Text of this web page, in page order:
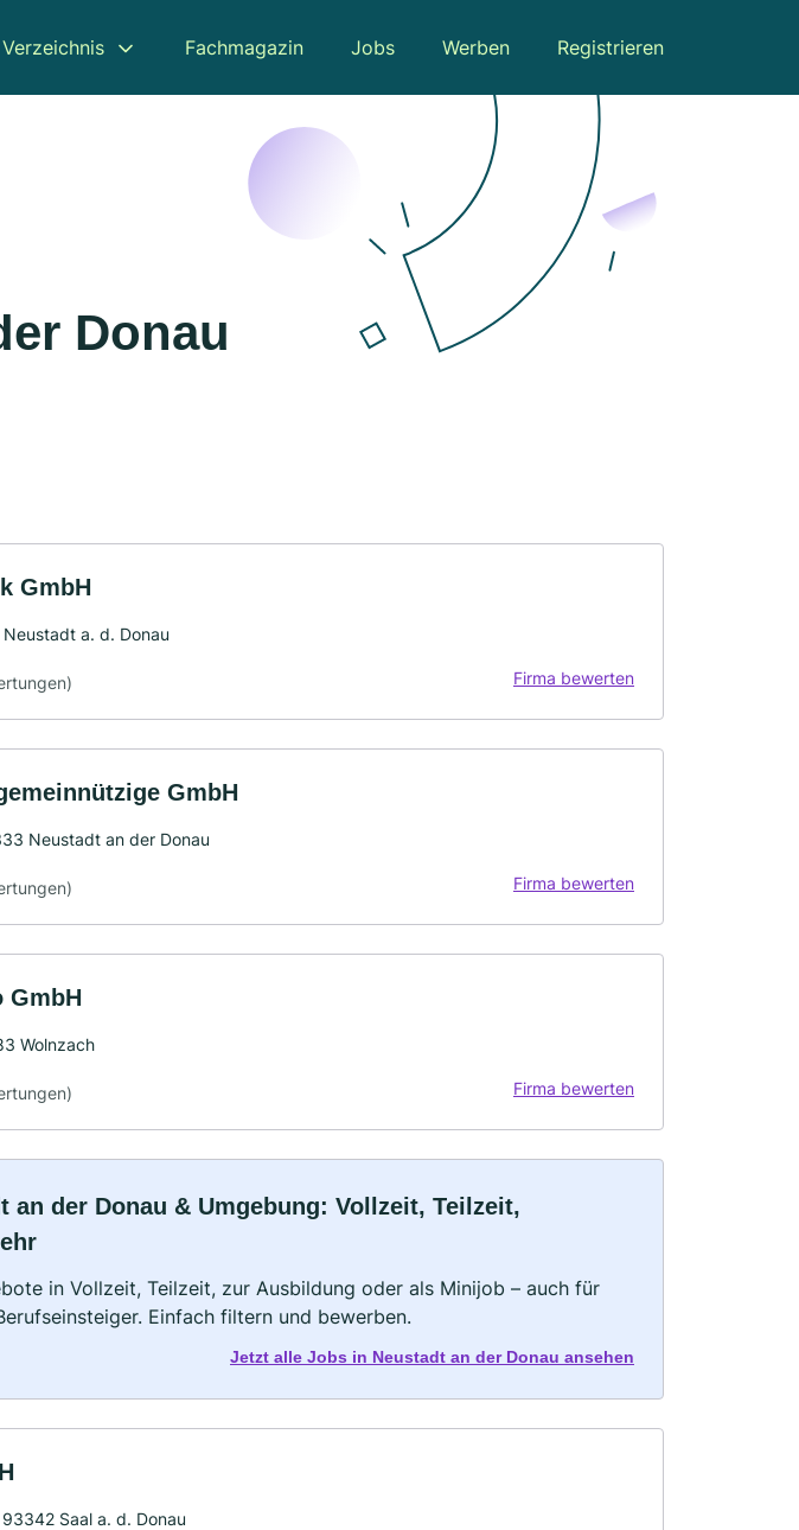
Verzeichnis Fachmagazin Jobs Werben Registrieren
Donau
GmbH
a. d. Donau
Firma bewerten
GmbH
Neustadt an der Donau
Firma bewerten
GmbH
Wolnzach
Firma bewerten
an der Donau & Umgebung: Vollzeit, Teilzeit,
in Vollzeit, Teilzeit, zur Ausbildung oder als Minijob – auch für
Einfach filtern und bewerben.
Jetzt alle Jobs in Neustadt an der Donau ansehen
Saal a. d. Donau